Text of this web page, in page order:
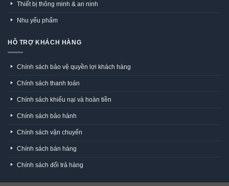
Thiết bị thông minh & an ninh
Nhu yếu phẩm
HỖ TRỢ KHÁCH HÀNG
Chính sách bảo vệ quyền lợi khách hàng
Chính sách thanh toán
Chính sách khiếu nại và hoàn tiền
Chính sách bảo hành
Chính sách vận chuyển
Chính sách bán hàng
Chính sách đổi trả hàng